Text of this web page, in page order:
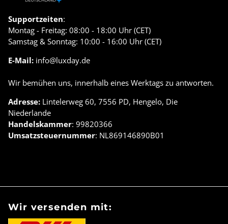
Supportzeiten:
Montag - Freitag: 08:00 - 18:00 Uhr (CET)
Samstag & Sonntag: 10:00 - 16:00 Uhr (CET)
E-Mail: info@luxday.de
Wir bemühen uns, innerhalb eines Werktags zu antworten.
Adresse: Lintelerweg 60, 7556 PD, Hengelo, Die
Niederlande
Handelskammer: 99820366
Umsatzsteuernummer: NL869146890B01
Wir versenden mit: